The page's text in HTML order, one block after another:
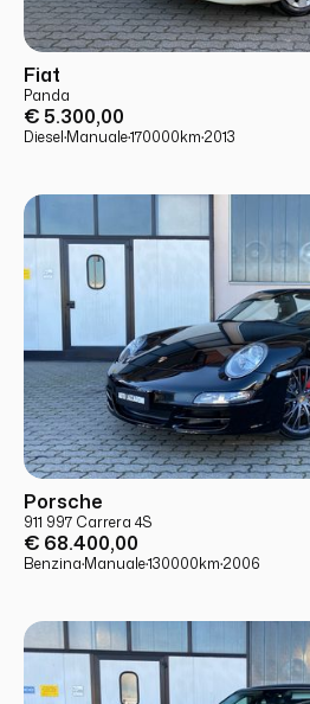
USATO
Fiat
Panda
€ 5.300,00
Diesel·Manuale·170000km·2013
USATO
Porsche
911 997 Carrera 4S
€ 68.400,00
Benzina·Manuale·130000km·2006